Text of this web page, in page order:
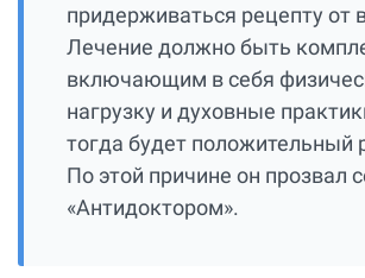
придерживаться рецепту от
Лечение должно быть
включающим в себя
нагрузку и духовные
тогда будет положительный
По этой причине он прозвал
«Антидоктором».